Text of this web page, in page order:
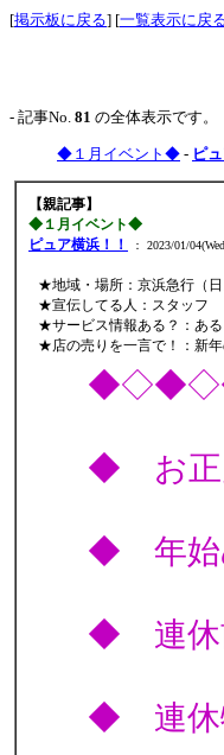
[掲示板に戻る] [一覧表示に戻
- 記事No. 81 の全体表示です。
◆１月イベント◆ - ピ
【親記事】
◆１月イベント◆
ピュア横浜！！
： 2023/01/
★地域・場所：京浜急行（
★宣伝してる人：スタッフ
★サービス情報ある？：ある
★店の売りを一言で！：新
◆ お
◆ 年
◆
◆